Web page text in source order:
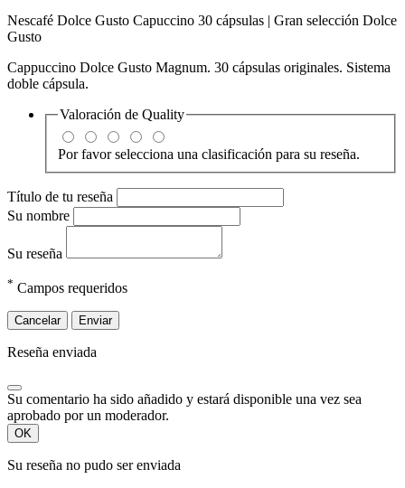
Nescafé Dolce Gusto Capuccino 30 cápsulas | Gran selección Dolce
Gusto
Cappuccino Dolce Gusto Magnum. 30 cápsulas originales. Sistema
doble cápsula.
Valoración de Quality
Por favor selecciona una clasificación para su reseña.
Título de tu reseña
Su nombre
Su reseña
* Campos requeridos
Cancelar Enviar
Reseña enviada
Su comentario ha sido añadido y estará disponible una vez sea
aprobado por un moderador.
OK
Su reseña no pudo ser enviada